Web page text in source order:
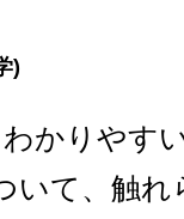
)
かりやす
いて、触